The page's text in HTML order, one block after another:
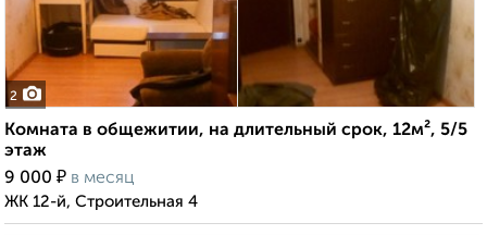
2
Комната в общежитии, на длительный срок, 12м², 5/5
этаж
9 000 ₽ в месяц
ЖК 12-й, Строительная 4